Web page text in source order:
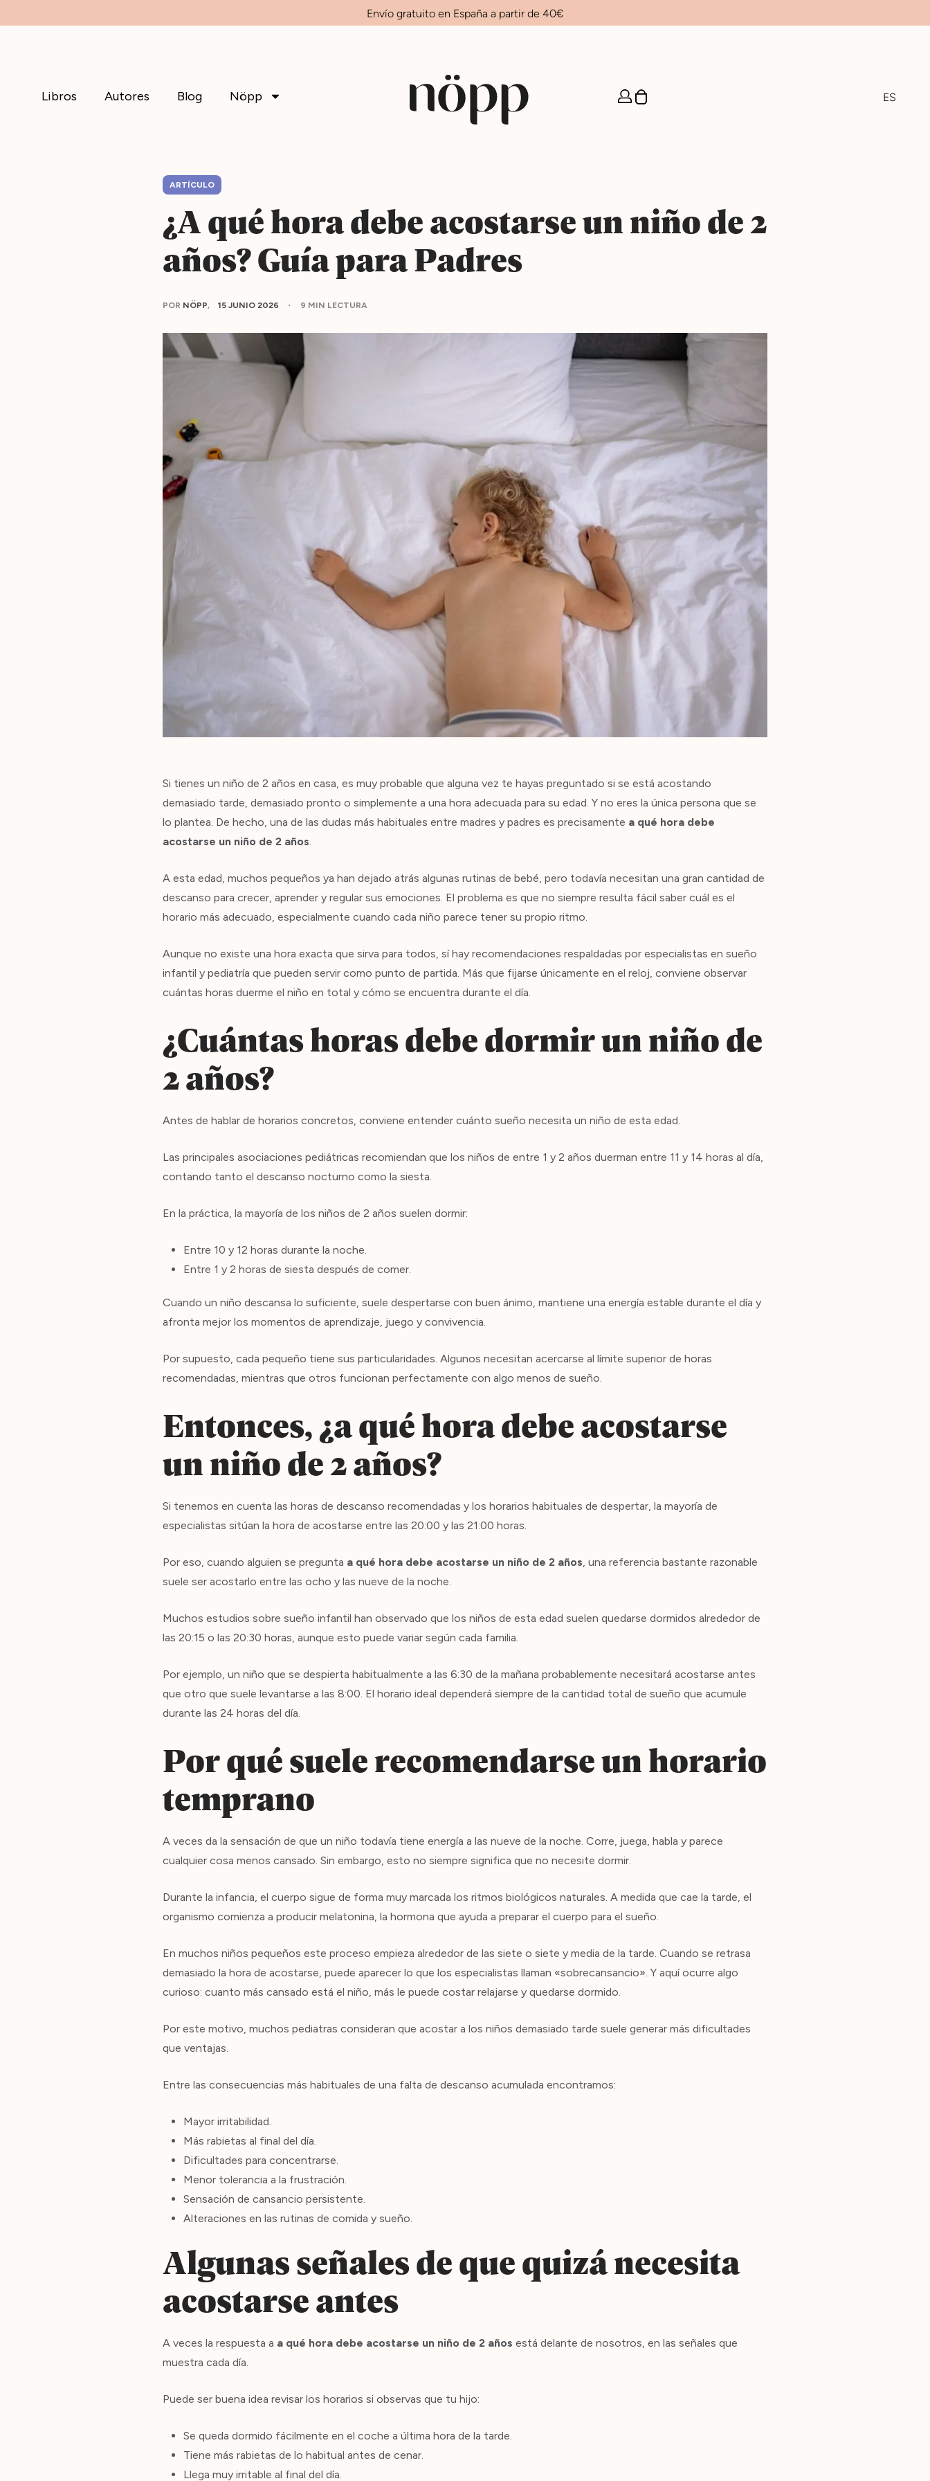
Envío gratuito en España a partir de 40€
Libros Autores Blog Nöpp ES
EN
ARTÍCULO
¿A qué hora debe acostarse un niño de 2
años? Guía para Padres
POR NÖPP 15 JUNIO 2026 9 MIN LECTURA
Si tienes un niño de 2 años en casa, es muy probable que alguna vez te hayas preguntado si se está acostando
demasiado tarde, demasiado pronto o simplemente a una hora adecuada para su edad. Y no eres la única persona que se
lo plantea. De hecho, una de las dudas más habituales entre madres y padres es precisamente a qué hora debe
acostarse un niño de 2 años.
A esta edad, muchos pequeños ya han dejado atrás algunas rutinas de bebé, pero todavía necesitan una gran cantidad de
descanso para crecer, aprender y regular sus emociones. El problema es que no siempre resulta fácil saber cuál es el
horario más adecuado, especialmente cuando cada niño parece tener su propio ritmo.
Aunque no existe una hora exacta que sirva para todos, sí hay recomendaciones respaldadas por especialistas en sueño
infantil y pediatría que pueden servir como punto de partida. Más que fijarse únicamente en el reloj, conviene observar
cuántas horas duerme el niño en total y cómo se encuentra durante el día.
¿Cuántas horas debe dormir un niño de
2 años?
Antes de hablar de horarios concretos, conviene entender cuánto sueño necesita un niño de esta edad.
Las principales asociaciones pediátricas recomiendan que los niños de entre 1 y 2 años duerman entre 11 y 14 horas al día,
contando tanto el descanso nocturno como la siesta.
En la práctica, la mayoría de los niños de 2 años suelen dormir:
Entre 10 y 12 horas durante la noche.
Entre 1 y 2 horas de siesta después de comer.
Cuando un niño descansa lo suficiente, suele despertarse con buen ánimo, mantiene una energía estable durante el día y
afronta mejor los momentos de aprendizaje, juego y convivencia.
Por supuesto, cada pequeño tiene sus particularidades. Algunos necesitan acercarse al límite superior de horas
recomendadas, mientras que otros funcionan perfectamente con algo menos de sueño.
Entonces, ¿a qué hora debe acostarse
un niño de 2 años?
Si tenemos en cuenta las horas de descanso recomendadas y los horarios habituales de despertar, la mayoría de
especialistas sitúan la hora de acostarse entre las 20:00 y las 21:00 horas.
Por eso, cuando alguien se pregunta a qué hora debe acostarse un niño de 2 años, una referencia bastante razonable
suele ser acostarlo entre las ocho y las nueve de la noche.
Muchos estudios sobre sueño infantil han observado que los niños de esta edad suelen quedarse dormidos alrededor de
las 20:15 o las 20:30 horas, aunque esto puede variar según cada familia.
Por ejemplo, un niño que se despierta habitualmente a las 6:30 de la mañana probablemente necesitará acostarse antes
que otro que suele levantarse a las 8:00. El horario ideal dependerá siempre de la cantidad total de sueño que acumule
durante las 24 horas del día.
Por qué suele recomendarse un horario
temprano
A veces da la sensación de que un niño todavía tiene energía a las nueve de la noche. Corre, juega, habla y parece
cualquier cosa menos cansado. Sin embargo, esto no siempre significa que no necesite dormir.
Durante la infancia, el cuerpo sigue de forma muy marcada los ritmos biológicos naturales. A medida que cae la tarde, el
organismo comienza a producir melatonina, la hormona que ayuda a preparar el cuerpo para el sueño.
En muchos niños pequeños este proceso empieza alrededor de las siete o siete y media de la tarde. Cuando se retrasa
demasiado la hora de acostarse, puede aparecer lo que los especialistas llaman «sobrecansancio». Y aquí ocurre algo
curioso: cuanto más cansado está el niño, más le puede costar relajarse y quedarse dormido.
Por este motivo, muchos pediatras consideran que acostar a los niños demasiado tarde suele generar más dificultades
que ventajas.
Entre las consecuencias más habituales de una falta de descanso acumulada encontramos:
Mayor irritabilidad.
Más rabietas al final del día.
Dificultades para concentrarse.
Menor tolerancia a la frustración.
Sensación de cansancio persistente.
Alteraciones en las rutinas de comida y sueño.
Algunas señales de que quizá necesita
acostarse antes
A veces la respuesta a a qué hora debe acostarse un niño de 2 años está delante de nosotros, en las señales que
muestra cada día.
Puede ser buena idea revisar los horarios si observas que tu hijo:
Se queda dormido fácilmente en el coche a última hora de la tarde.
Tiene más rabietas de lo habitual antes de cenar.
Llega muy irritable al final del día.